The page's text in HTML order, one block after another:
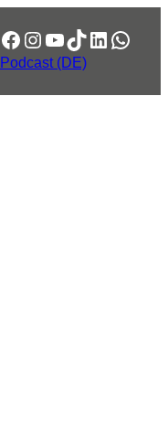
Facebook
Instagram
YouTube
TikTok
LinkedIn
Podcast (DE)